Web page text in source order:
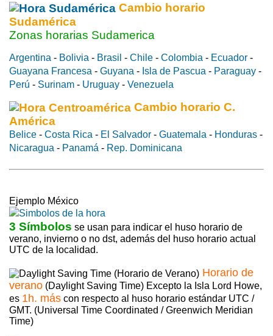
Cambio horario
Sudamérica
Zonas horarias Sudamerica
Argentina - Bolivia - Brasil - Chile - Colombia - Ecuador -
Guayana Francesa - Guyana - Isla de Pascua - Paraguay -
Perú - Surinam - Uruguay - Venezuela
Cambio horario C.
América
Belice - Costa Rica - El Salvador - Guatemala - Honduras -
Nicaragua - Panamá - Rep. Dominicana
Ejemplo México
3 Símbolos se usan para indicar el huso horario de
verano, invierno o no dst, además del huso horario actual
UTC de la localidad.
Horario de
verano (Daylight Saving Time) Excepto la Isla Lord Howe,
es 1h. más con respecto al huso horario estándar UTC /
GMT. (Universal Time Coordinated / Greenwich Meridian
Time)